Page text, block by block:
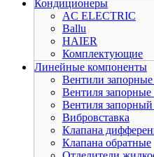
Кондиционеры
AC ELECTRIC
Ballu
HAIER
Комплектующие
Линейные компоненты
Вентили
Вентиля
Вентиля
Вибровставка
Клапана
Клапана обратные